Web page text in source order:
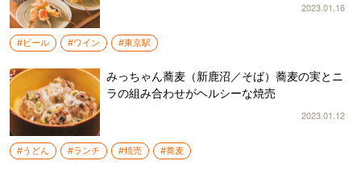
2023.01.16
#ビール #ワイン #東京駅
みっちゃん蕎麦（新鹿沼／そば）蕎麦の実とニ
ラの組み合わせがヘルシーな焼売
2023.01.12
#うどん #ランチ #焼売 #蕎麦